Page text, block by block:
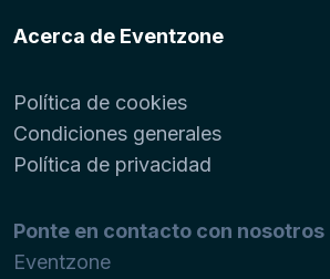
Acerca de Eventzone
Política de cookies
Condiciones generales
Política de privacidad
Ponte en contacto con nosotros
Eventzone